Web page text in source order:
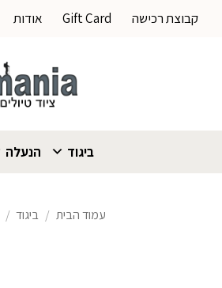
קבוצת רכישה Gift Card אודות
ביגוד הנעלה
עמוד הבית / ביגוד /